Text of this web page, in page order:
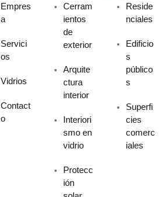
Empres
a
Servici
os
Vidrios
Contact
o
Cerram
ientos
de
exterior
Arquite
ctura
interior
Interiori
smo en
vidrio
Protecc
ión
Reside
nciales
Edificio
s
público
s
Superfi
cies
comerc
iales